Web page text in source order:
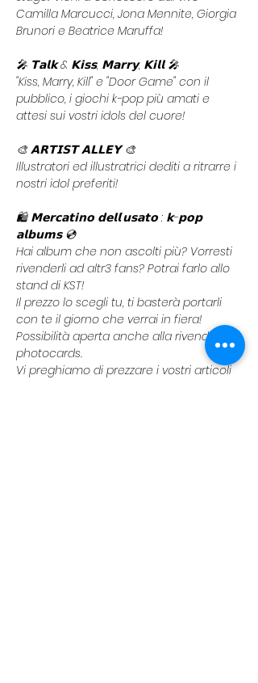
Camilla Marcucci, Jona Mennite, Giorgia
Brunori e Beatrice Maruffa!
🎤 𝗧𝗮𝗹𝗸 & 𝗞𝗶𝘀𝘀, 𝗠𝗮𝗿𝗿𝘆, 𝗞𝗶𝗹𝗹 🎤
"Kiss, Marry, Kill" e "Door Game" con il
pubblico, i giochi k-pop più amati e
attesi sui vostri idols del cuore!
🎨 𝗔𝗥𝗧𝗜𝗦𝗧 𝗔𝗟𝗟𝗘𝗬 🎨
Illustratori ed illustratrici dediti a ritrarre i
nostri idol preferiti!
🛍️ 𝗠𝗲𝗿𝗰𝗮𝘁𝗶𝗻𝗼 𝗱𝗲𝗹𝗹’𝘂𝘀𝗮𝘁𝗼 : 𝗸-𝗽𝗼𝗽
𝗮𝗹𝗯𝘂𝗺𝘀 💿
Hai album che non ascolti più? Vorresti
rivenderli ad altr3 fans? Potrai farlo allo
stand di KST!
Il prezzo lo scegli tu, ti basterà portarli
con te il giorno che verrai in fiera!
Possibilità aperta anche alla rivendita di
photocards.
Vi preghiamo di prezzare i vostri articoli